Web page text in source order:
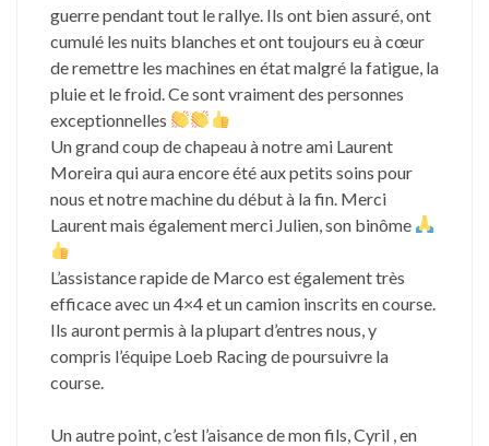
guerre pendant tout le rallye. Ils ont bien assuré, ont
cumulé les nuits blanches et ont toujours eu à cœur
de remettre les machines en état malgré la fatigue, la
pluie et le froid. Ce sont vraiment des personnes
exceptionnelles
Un grand coup de chapeau à notre ami Laurent
Moreira qui aura encore été aux petits soins pour
nous et notre machine du début à la fin. Merci
Laurent mais également merci Julien, son binôme
L’assistance rapide de Marco est également très
efficace avec un 4×4 et un camion inscrits en course.
Ils auront permis à la plupart d’entres nous, y
compris l’équipe Loeb Racing de poursuivre la
course.
Un autre point, c’est l’aisance de mon fils, Cyril , en